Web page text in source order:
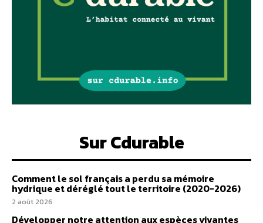
Sur Cdurable
Comment le sol français a perdu sa mémoire
hydrique et déréglé tout le territoire (2020-2026)
2 août 2026
Développer notre attention aux espèces vivantes